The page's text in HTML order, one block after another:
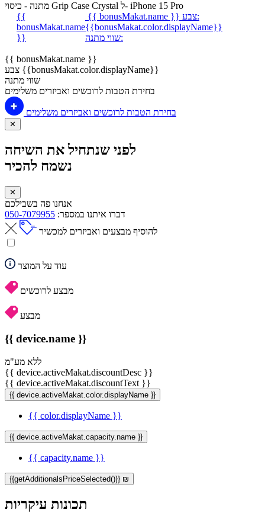
מתנה - כיסוי Grip Case Crystal ל- iPhone 15 Pro
{{
bonusMakat.name
}}
{{ bonusMakat.name }}
צבע:
{{bonusMakat.color.displayName}}
שווי מתנה:
{{ bonusMakat.name }}
צבע {{bonusMakat.color.displayName}}
שווי מתנה
בחירת הטבות לרוכשים ואביזרים משלימים
בחירת הטבות לרוכשים ואביזרים משלימים
✕
לפני שנתחיל את השיחה
נשמח להכיר
✕
אנחנו פה בשבילכם
דברו איתנו במספר: 050-7079955
להוסיף מבצעים ואביזרים למכשיר
עוד על המוצר
מבצע לרוכשים
מבצע
{{ device.name }}
ללא מע"מ
{{ device.activeMakat.discountDesc }}
{{ device.activeMakat.discountText }}
{{ device.activeMakat.color.displayName }}
{{ color.displayName }}
{{ device.activeMakat.capacity.name }}
{{ capacity.name }}
{{getAdditionalsPriceSelected()}} ₪
תכונות עיקריות